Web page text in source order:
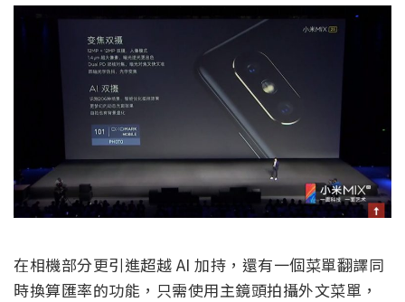
在相機部分更引進超越 AI 加持，還有一個菜單翻譯同
時換算匯率的功能，只需使用主鏡頭拍攝外文菜單，